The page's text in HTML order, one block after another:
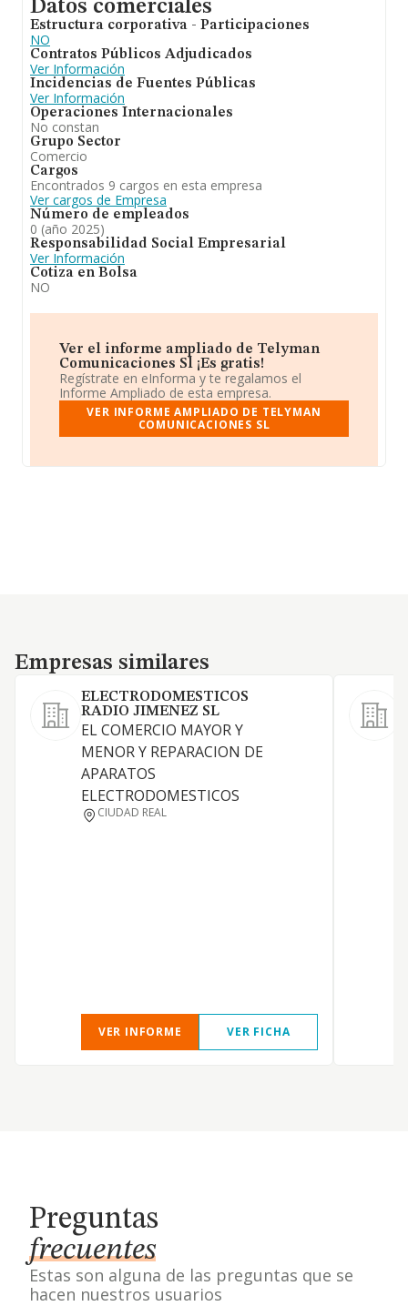
Datos comerciales
Estructura corporativa - Participaciones
NO
Contratos Públicos Adjudicados
Ver Información
Incidencias de Fuentes Públicas
Ver Información
Operaciones Internacionales
No constan
Grupo Sector
Comercio
Cargos
Encontrados 9 cargos en esta empresa
Ver cargos de Empresa
Número de empleados
0 (año 2025)
Responsabilidad Social Empresarial
Ver Información
Cotiza en Bolsa
NO
Ver el informe ampliado de Telyman
Comunicaciones Sl ¡Es gratis!
Regístrate en eInforma y te regalamos el
Informe Ampliado de esta empresa.
VER INFORME AMPLIADO DE TELYMAN
COMUNICACIONES SL
Empresas similares
Empresas similares
ELECTRODOMESTICOS
RADIO JIMENEZ SL
EL COMERCIO MAYOR Y
MENOR Y REPARACION DE
APARATOS
ELECTRODOMESTICOS
CIUDAD REAL
VER INFORME VER FICHA
Preguntas
frecuentes
Estas son alguna de las preguntas que se
hacen nuestros usuarios